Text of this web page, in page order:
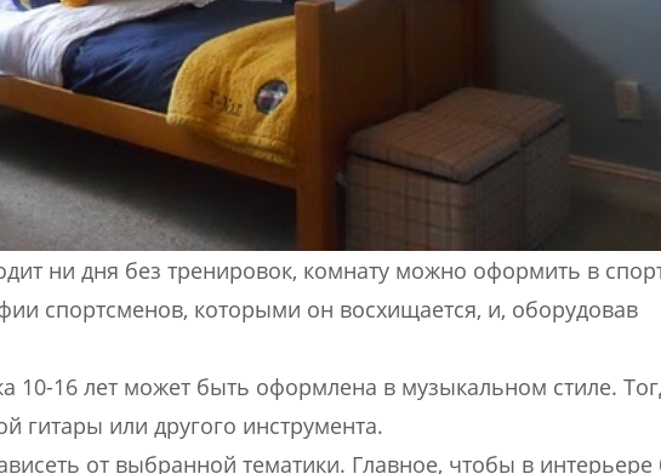
ни дня без тренировок, комнату можно оформить в
спортсменов, которыми он восхищается, и, оборудовав
10-16 лет может быть оформлена в музыкальном стиле.
гитары или другого инструмента.
от выбранной тематики. Главное, чтобы в